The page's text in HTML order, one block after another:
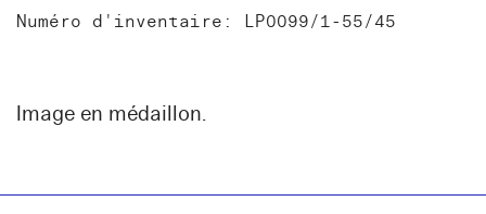
Numéro d'inventaire: LP0099/1-55/45
Image en médaillon.